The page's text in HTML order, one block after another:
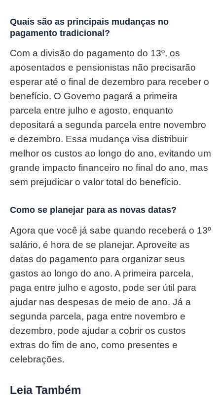
Quais são as principais mudanças no
pagamento tradicional?
Com a divisão do pagamento do 13º, os
aposentados e pensionistas não precisarão
esperar até o final de dezembro para receber o
benefício. O Governo pagará a primeira
parcela entre julho e agosto, enquanto
depositará a segunda parcela entre novembro
e dezembro. Essa mudança visa distribuir
melhor os custos ao longo do ano, evitando um
grande impacto financeiro no final do ano, mas
sem prejudicar o valor total do benefício.
Como se planejar para as novas datas?
Agora que você já sabe quando receberá o 13º
salário, é hora de se planejar. Aproveite as
datas do pagamento para organizar seus
gastos ao longo do ano. A primeira parcela,
paga entre julho e agosto, pode ser útil para
ajudar nas despesas de meio de ano. Já a
segunda parcela, paga entre novembro e
dezembro, pode ajudar a cobrir os custos
extras do fim de ano, como presentes e
celebrações.
Leia Também